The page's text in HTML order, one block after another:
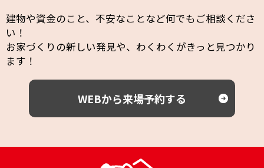
建物や資金のこと、不安なことなど何でもご相談くださ
い！
お家づくりの新しい発見や、わくわくがきっと見つかり
ます！
WEBから来場予約する